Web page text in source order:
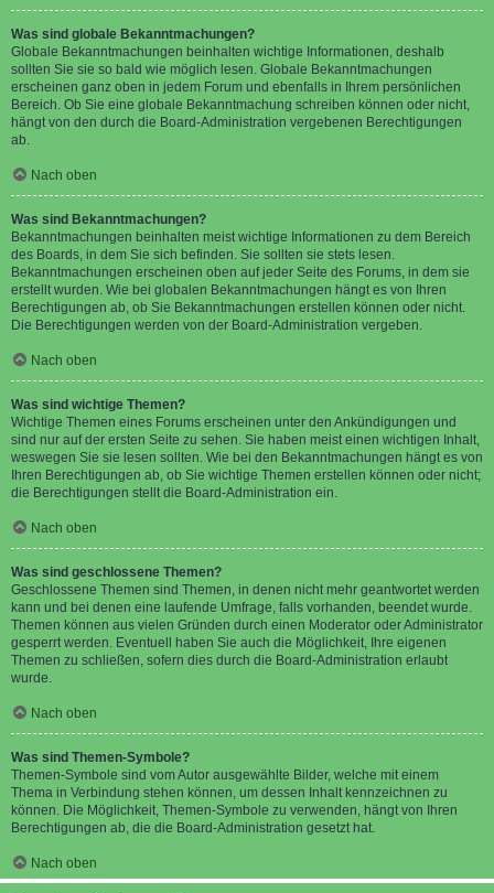
Was sind globale Bekanntmachungen?
Globale Bekanntmachungen beinhalten wichtige Informationen, deshalb
sollten Sie sie so bald wie möglich lesen. Globale Bekanntmachungen
erscheinen ganz oben in jedem Forum und ebenfalls in Ihrem persönlichen
Bereich. Ob Sie eine globale Bekanntmachung schreiben können oder nicht,
hängt von den durch die Board-Administration vergebenen Berechtigungen
ab.
Nach oben
Was sind Bekanntmachungen?
Bekanntmachungen beinhalten meist wichtige Informationen zu dem Bereich
des Boards, in dem Sie sich befinden. Sie sollten sie stets lesen.
Bekanntmachungen erscheinen oben auf jeder Seite des Forums, in dem sie
erstellt wurden. Wie bei globalen Bekanntmachungen hängt es von Ihren
Berechtigungen ab, ob Sie Bekanntmachungen erstellen können oder nicht.
Die Berechtigungen werden von der Board-Administration vergeben.
Nach oben
Was sind wichtige Themen?
Wichtige Themen eines Forums erscheinen unter den Ankündigungen und
sind nur auf der ersten Seite zu sehen. Sie haben meist einen wichtigen Inhalt,
weswegen Sie sie lesen sollten. Wie bei den Bekanntmachungen hängt es von
Ihren Berechtigungen ab, ob Sie wichtige Themen erstellen können oder nicht;
die Berechtigungen stellt die Board-Administration ein.
Nach oben
Was sind geschlossene Themen?
Geschlossene Themen sind Themen, in denen nicht mehr geantwortet werden
kann und bei denen eine laufende Umfrage, falls vorhanden, beendet wurde.
Themen können aus vielen Gründen durch einen Moderator oder Administrator
gesperrt werden. Eventuell haben Sie auch die Möglichkeit, Ihre eigenen
Themen zu schließen, sofern dies durch die Board-Administration erlaubt
wurde.
Nach oben
Was sind Themen-Symbole?
Themen-Symbole sind vom Autor ausgewählte Bilder, welche mit einem
Thema in Verbindung stehen können, um dessen Inhalt kennzeichnen zu
können. Die Möglichkeit, Themen-Symbole zu verwenden, hängt von Ihren
Berechtigungen ab, die die Board-Administration gesetzt hat.
Nach oben